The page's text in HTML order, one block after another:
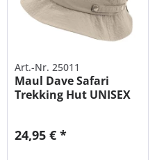
Art.-Nr. 25011
Maul Dave Safari
Trekking Hut UNISEX
24,95 € *